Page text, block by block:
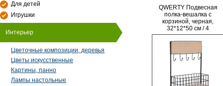
Для детей
Игрушки
Интерьер
Цветочные композиции, деревья
Цветы искусственные
Картины, панно
Лампы настольные
QWERTY Подвесная
полка-вешалка с
корзиной, черная,
32*12*50 см / 4